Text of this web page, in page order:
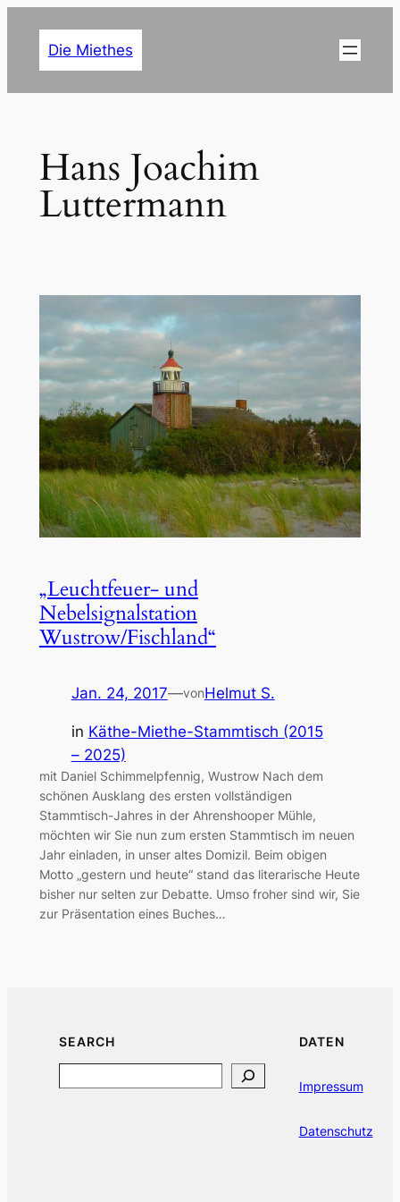
Die Miethes
Hans Joachim
Luttermann
„Leuchtfeuer- und
Nebelsignalstation
Wustrow/Fischland“
Jan. 24, 2017—vonHelmut S.
in Käthe-Miethe-Stammtisch (2015
– 2025)
mit Daniel Schimmelpfennig, Wustrow Nach dem
schönen Ausklang des ersten vollständigen
Stammtisch-Jahres in der Ahrenshooper Mühle,
möchten wir Sie nun zum ersten Stammtisch im neuen
Jahr einladen, in unser altes Domizil. Beim obigen
Motto „gestern und heute“ stand das literarische Heute
bisher nur selten zur Debatte. Umso froher sind wir, Sie
zur Präsentation eines Buches…
SEARCH DATEN
Impressum
Datenschutz